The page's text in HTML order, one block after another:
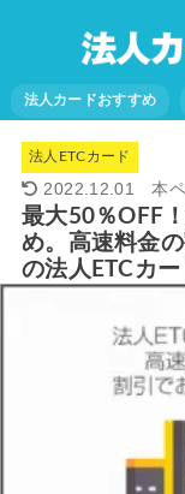
法人カードおすすめ
法人ETCカード
2022.12.01
最大50％OFF
め。高速料金
の法人ETCカー